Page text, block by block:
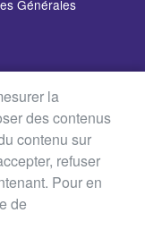
Générales
la
des contenus
contenu sur
refuser
Pour en
de